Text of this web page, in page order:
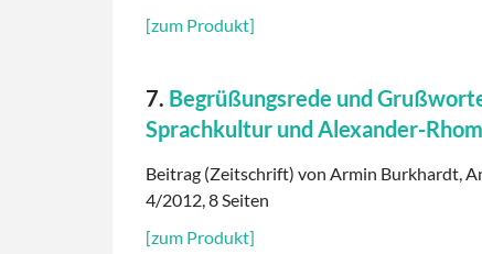
[zum Produkt]
7. Begrüßungsrede und
Sprachkultur und Alexander-
Beitrag (Zeitschrift) von Armin Burkhardt,
4/2012, 8 Seiten
[zum Produkt]